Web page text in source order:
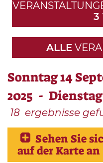
3
ALLE
Sonntag 14
2025 - Dienstag
18 ergebnisse
Sehen Sie
auf der Karte an